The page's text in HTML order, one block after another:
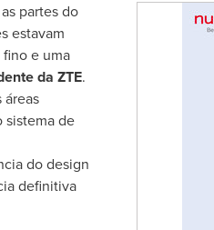
partes do
estavam
e uma
da ZTE.
áreas
sistema de
do design
definitiva